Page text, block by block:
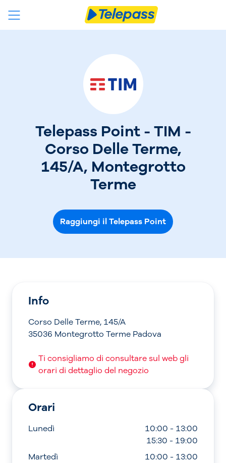
Telepass Point - TIM -
Corso Delle Terme,
145/A, Montegrotto
Terme
Raggiungi il Telepass Point
Info
Corso Delle Terme, 145/A
35036 Montegrotto Terme Padova
Ti consigliamo di consultare sul web gli
orari di dettaglio del negozio
Orari
Lunedì
10:00 - 13:00
15:30 - 19:00
Martedì
10:00 - 13:00